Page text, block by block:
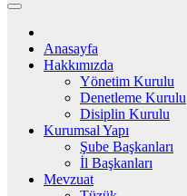
Anasayfa
Hakkımızda
Yönetim Kurulu
Denetleme Kurulu
Disiplin Kurulu
Kurumsal Yapı
Şube Başkanları
İl Başkanları
Mevzuat